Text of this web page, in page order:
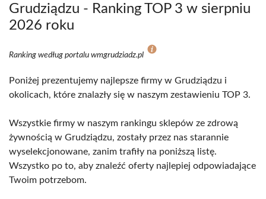
Grudziądzu - Ranking TOP 3 w sierpniu
2026 roku
Ranking według portalu wmgrudziadz.pl
Poniżej prezentujemy najlepsze firmy w Grudziądzu i
okolicach, które znalazły się w naszym zestawieniu TOP 3.
Wszystkie firmy w naszym rankingu sklepów ze zdrową
żywnością w Grudziądzu, zostały przez nas starannie
wyselekcjonowane, zanim trafiły na poniższą listę.
Wszystko po to, aby znaleźć oferty najlepiej odpowiadające
Twoim potrzebom.